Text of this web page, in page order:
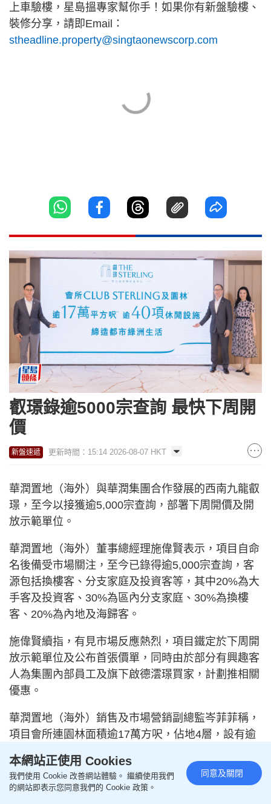
上車驗樓，星島搵專家幫你手！如果你有新盤驗樓、
裝修分享，請即Email：
stheadline.property@singtaonewscorp.com
叡璟錄逾5000宗查詢 最快下周開
價
新盤速遞 更新時間：15:14 2026-08-07 HKT
華潤置地（海外）與華潤集團合作發展的西南九龍叡
璟，至今以接獲逾5,000宗查詢，部署下周開價及開
放示範單位。
華潤置地（海外）董事總經理施偉賢表示，項目自命
名後備受市場關注，至今已錄得逾5,000宗查詢，客
源包括換樓客、分支家庭及投資客等，其中20%為大
手客及投資客、30%為區內分支家庭、30%為換樓
客、20%為內地及海歸客。
施偉賢續指，有見市場反應熱烈，項目鐵定於下周開
放示範單位及公布首張價單，同時由於部分有興趣客
人為集團內部員工及旗下啟德澐璟買家，計劃推相關
優惠。
華潤置地（海外）銷售及市場營銷副總監岑菲菲稱，
項目會所連園林面積逾17萬方呎，佔地4層，設有逾
40項設施，包括室內外泳池、運動場、兒童遊樂區
等。
相關文章：西南九龍叡璟I上樓書 最快下周開價
本網站正使用 Cookies
我們使用 Cookie 改善網站體驗。 繼續使用我們
的網站即表示您同意我們的 Cookie 政策。
同意及關閉